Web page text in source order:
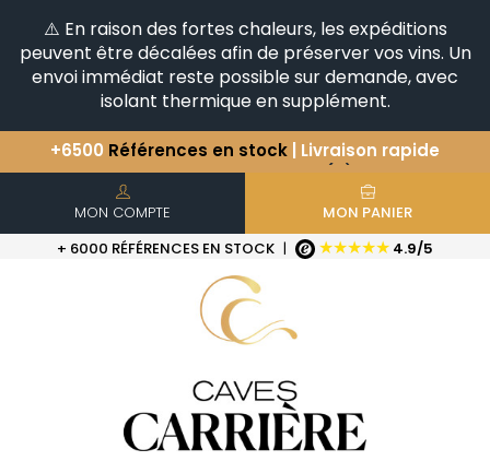
⚠️ En raison des fortes chaleurs, les expéditions
peuvent être décalées afin de préserver vos vins. Un
envoi immédiat reste possible sur demande, avec
isolant thermique en supplément.
Vous avez une question ?
+33(0)345812020
Découvrez notre sélectiond'Horizontales & Verticales
Références en stock | Livraison rapide
MON COMPTE
MON PANIER
+ 6000 RÉFÉRENCES EN STOCK | ★★★★★ 4.9/5